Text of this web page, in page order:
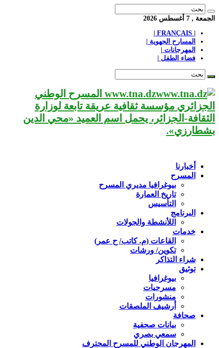
الجمعة , 7 أغسطس 2026
المسارح الجهوية |
المهرجانات |
فضاء الطفل |
www.tna.dz المسرح الوطني
الجزائري مؤسسة ثقافية عريقة تابعة لوزارة
الثقافة-الجزائر، يحمل اسم العميد «محي الدين
بشطارزي».
أخبارنا
المسرح
بيوغرافيا مديري المسرح
تاريخ العمارة
التأسيس
البرنامج
اللأنشطة والجولات
خدمات
القاعات (م. كاتب/ ح عمر)
تكوين/ ورشات
شراء التذاكر
توثيق
بيوغرافيا
مسرحيات
منشورات
أرشيف الملصقات
صحافة
بيانات صحفية
سمعي بصري
المهرجان الوطني للمسرح المحترف